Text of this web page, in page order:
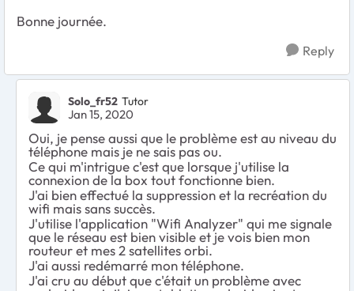
Bonne journée.
Reply
Solo_fr52 Tutor
Jan 15, 2020
Oui, je pense aussi que le problème est au niveau du
téléphone mais je ne sais pas ou.
Ce qui m'intrigue c'est que lorsque j'utilise la
connexion de la box tout fonctionne bien.
J'ai bien effectué la suppression et la recréation du
wifi mais sans succès.
J'utilise l'application "Wifi Analyzer" qui me signale
que le réseau est bien visible et je vois bien mon
routeur et mes 2 satellites orbi.
J'ai aussi redémarré mon téléphone.
J'ai cru au début que c'était un problème avec